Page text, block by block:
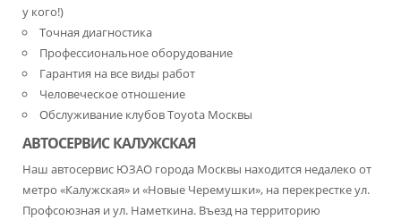
у кого!)
Точная диагностика
Профессиональное оборудование
Гарантия на все виды работ
Человеческое отношение
Обслуживание клубов Toyota Москвы
АВТОСЕРВИС КАЛУЖСКАЯ
Наш автосервис ЮЗАО города Москвы находится недалеко от
метро «Калужская» и «Новые Черемушки», на перекрестке ул.
Профсоюзная и ул. Наметкина. Въезд на территорию